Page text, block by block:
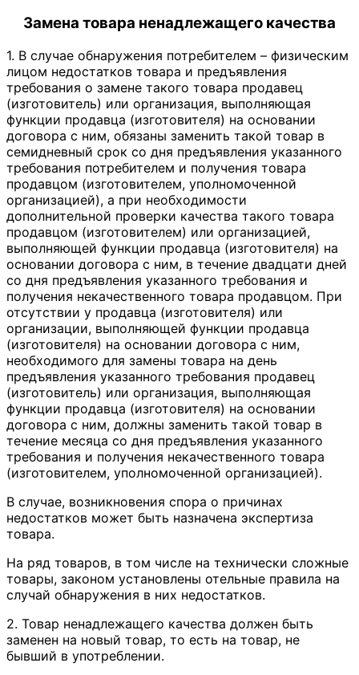
Замена товара ненадлежащего качества
1. В случае обнаружения потребителем – физическим
лицом недостатков товара и предъявления
требования о замене такого товара продавец
(изготовитель) или организация, выполняющая
функции продавца (изготовителя) на основании
договора с ним, обязаны заменить такой товар в
семидневный срок со дня предъявления указанного
требования потребителем и получения товара
продавцом (изготовителем, уполномоченной
организацией), а при необходимости
дополнительной проверки качества такого товара
продавцом (изготовителем) или организацией,
выполняющей функции продавца (изготовителя) на
основании договора с ним, в течение двадцати дней
со дня предъявления указанного требования и
получения некачественного товара продавцом. При
отсутствии у продавца (изготовителя) или
организации, выполняющей функции продавца
(изготовителя) на основании договора с ним,
необходимого для замены товара на день
предъявления указанного требования продавец
(изготовитель) или организация, выполняющая
функции продавца (изготовителя) на основании
договора с ним, должны заменить такой товар в
течение месяца со дня предъявления указанного
требования и получения некачественного товара
(изготовителем, уполномоченной организацией).
В случае, возникновения спора о причинах
недостатков может быть назначена экспертиза
товара.
На ряд товаров, в том числе на технически сложные
товары, законом установлены отельные правила на
случай обнаружения в них недостатков.
2. Товар ненадлежащего качества должен быть
заменен на новый товар, то есть на товар, не
бывший в употреблении.